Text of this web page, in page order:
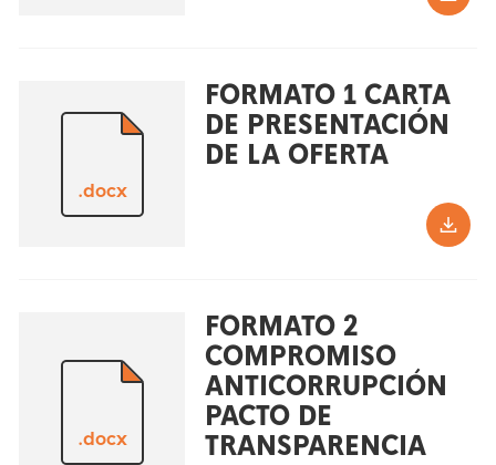
.docx
FORMATO 1 CARTA
DE PRESENTACIÓN
DE LA OFERTA
.docx
FORMATO 2
COMPROMISO
ANTICORRUPCIÓN
PACTO DE
TRANSPARENCIA